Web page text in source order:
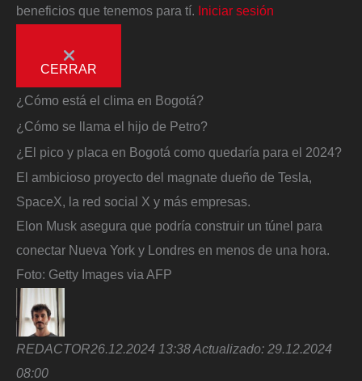
beneficios que tenemos para tí. Iniciar sesión
CERRAR
¿Cómo está el clima en Bogotá?
¿Cómo se llama el hijo de Petro?
¿El pico y placa en Bogotá como quedaría para el 2024?
El ambicioso proyecto del magnate dueño de Tesla,
SpaceX, la red social X y más empresas.
Elon Musk asegura que podría construir un túnel para
conectar Nueva York y Londres en menos de una hora.
Foto: Getty Images via AFP
REDACTOR26.12.2024 13:38Actualizado: 29.12.2024
08:00